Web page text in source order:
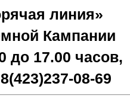
линия»
Кампании
до 17.00 часов,
237-08-69